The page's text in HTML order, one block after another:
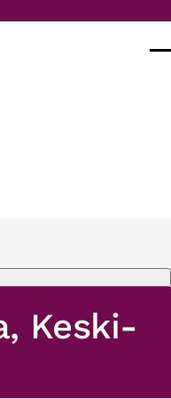
Keski-